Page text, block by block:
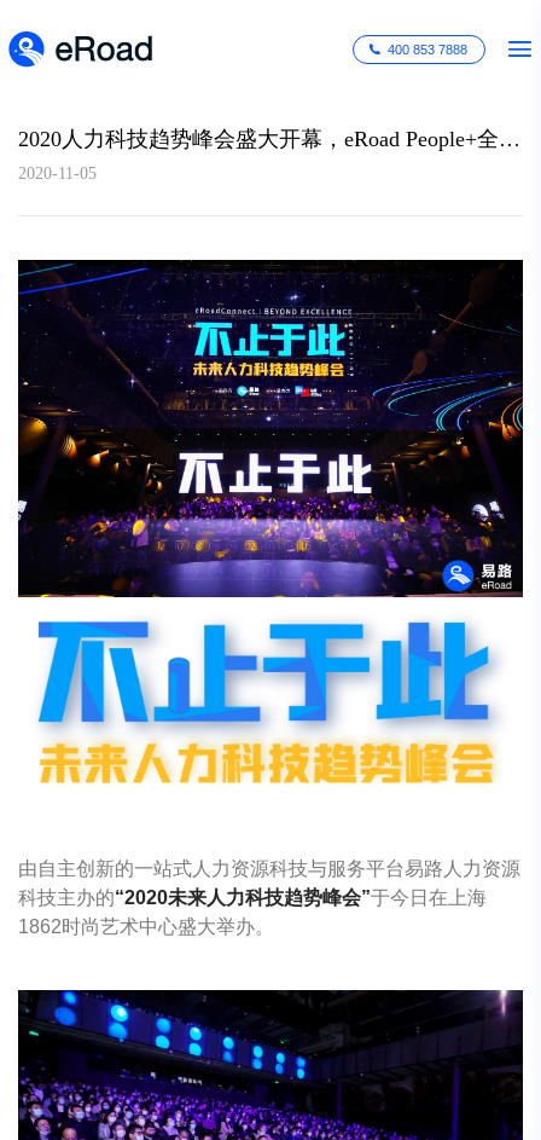
400 853 7888
2020人力科技趋势峰会盛大开幕，eRoad People+全面升级
2020-11-05
由自主创新的一站式人力资源科技与服务平台易路人力资源
科技主办的“2020未来人力科技趋势峰会”于今日在上海
1862时尚艺术中心盛大举办。